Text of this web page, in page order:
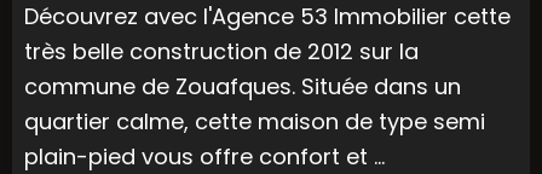
Découvrez avec l'Agence 53 Immobilier cette
très belle construction de 2012 sur la
commune de Zouafques. Située dans un
quartier calme, cette maison de type semi
plain-pied vous offre confort et ...